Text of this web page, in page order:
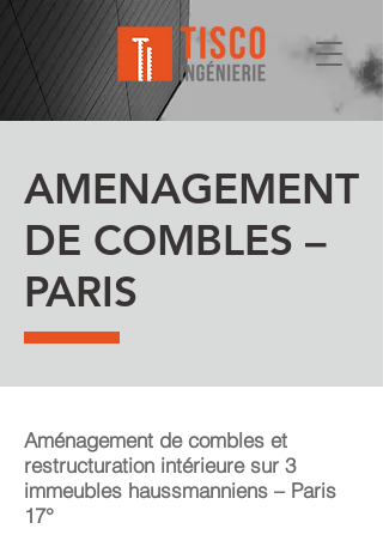
AMENAGEMENT
DE COMBLES –
PARIS
Aménagement de combles et
restructuration intérieure sur 3
immeubles haussmanniens – Paris
17°